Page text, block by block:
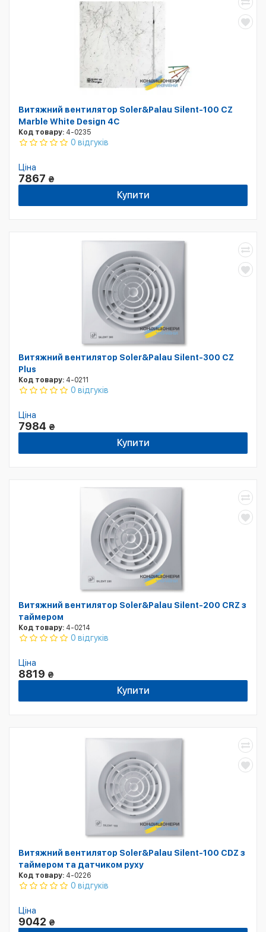
Витяжний вентилятор Soler&Palau Silent-100 CZ
Marble White Design 4С
Код товару: 4-0235
0 відгуків
Ціна
7867 ₴
Купити
Витяжний вентилятор Soler&Palau Silent-300 CZ
Plus
Код товару: 4-0211
0 відгуків
Ціна
7984 ₴
Купити
Витяжний вентилятор Soler&Palau Silent-200 CRZ з
таймером
Код товару: 4-0214
0 відгуків
Ціна
8819 ₴
Купити
Витяжний вентилятор Soler&Palau Silent-100 CDZ з
таймером та датчиком руху
Код товару: 4-0226
0 відгуків
Ціна
9042 ₴